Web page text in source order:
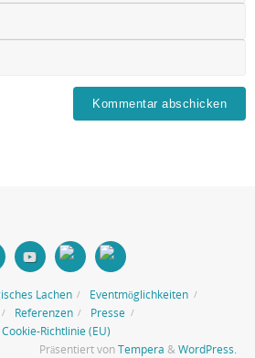
Lachen
Eventmöglichkeiten
Referenzen
Presse
Cookie-Richtlinie (EU)
Präsentiert vonTempera & WordPress.